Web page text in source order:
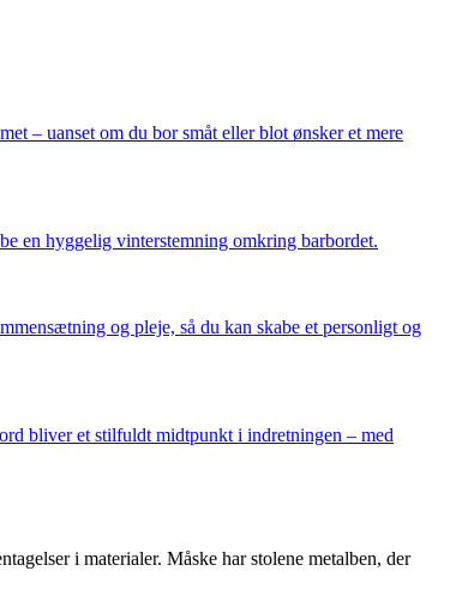
– uanset om du bor småt eller blot ønsker et mere
en hyggelig vinterstemning omkring barbordet.
og pleje, så du kan skabe et personligt og
bliver et stilfuldt midtpunkt i indretningen – med
i materialer. Måske har stolene metalben, der